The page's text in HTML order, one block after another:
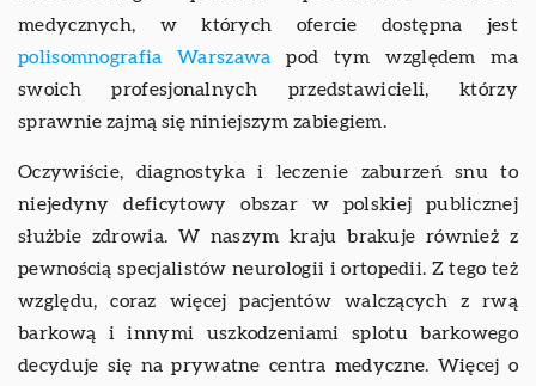
medycznych, w których ofercie dostępna jest
polisomnografia Warszawa pod tym względem ma
swoich profesjonalnych przedstawicieli, którzy
sprawnie zajmą się niniejszym zabiegiem.
Oczywiście, diagnostyka i leczenie zaburzeń snu to
niejedyny deficytowy obszar w polskiej publicznej
służbie zdrowia. W naszym kraju brakuje również z
pewnością specjalistów neurologii i ortopedii. Z tego też
względu, coraz więcej pacjentów walczących z rwą
barkową i innymi uszkodzeniami splotu barkowego
decyduje się na prywatne centra medyczne. Więcej o